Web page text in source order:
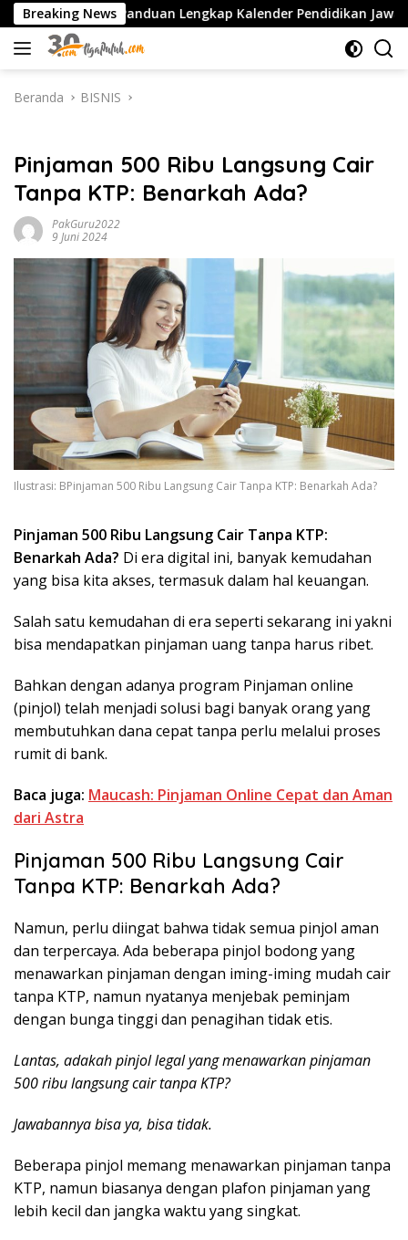
Langsung
ke
konten
Breaking News
PDF: Panduan Lengkap Kalender Pendidikan Jawa Timur,
Beranda BISNIS
Pinjaman 500 Ribu Langsung Cair
Tanpa KTP: Benarkah Ada?
PakGuru2022
9 Juni 2024
Ilustrasi: BPinjaman 500 Ribu Langsung Cair Tanpa KTP: Benarkah Ada?
Pinjaman 500 Ribu Langsung Cair Tanpa KTP:
Benarkah Ada? Di era digital ini, banyak kemudahan
yang bisa kita akses, termasuk dalam hal keuangan.
Salah satu kemudahan di era seperti sekarang ini yakni
bisa mendapatkan pinjaman uang tanpa harus ribet.
Bahkan dengan adanya program Pinjaman online
(pinjol) telah menjadi solusi bagi banyak orang yang
membutuhkan dana cepat tanpa perlu melalui proses
rumit di bank.
Baca juga: Maucash: Pinjaman Online Cepat dan Aman
dari Astra
Pinjaman 500 Ribu Langsung Cair
Tanpa KTP: Benarkah Ada?
Namun, perlu diingat bahwa tidak semua pinjol aman
dan terpercaya. Ada beberapa pinjol bodong yang
menawarkan pinjaman dengan iming-iming mudah cair
tanpa KTP, namun nyatanya menjebak peminjam
dengan bunga tinggi dan penagihan tidak etis.
Lantas, adakah pinjol legal yang menawarkan pinjaman
500 ribu langsung cair tanpa KTP?
Jawabannya bisa ya, bisa tidak.
Beberapa pinjol memang menawarkan pinjaman tanpa
KTP, namun biasanya dengan plafon pinjaman yang
lebih kecil dan jangka waktu yang singkat.